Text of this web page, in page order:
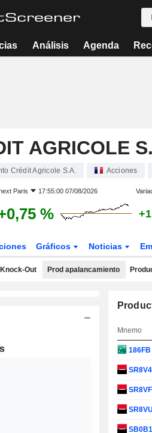
Análisis Agenda
AGRICOLE
Crédit Agricole S.A. Acciones
Paris 17:55:00 07/08/2026
%
Gráficos Noticias
Knock-Out Prod apalancamiento
Mnemo
186FB